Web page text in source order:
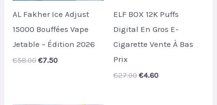
AL Fakher Ice Adjust
15000 Bouffées Vape
Jetable – Édition 2026
€58.00 Original
€7.50Current
ELF BOX 12K Puffs
Digital En Gros E-
Cigarette Vente À Bas
Prix
€27.00 Original
€4.60Current